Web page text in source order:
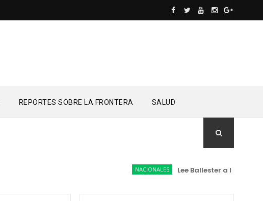
REPORTES SOBRE LA FRONTERA SALUD
NACIONALES Lee Ballester a los que se